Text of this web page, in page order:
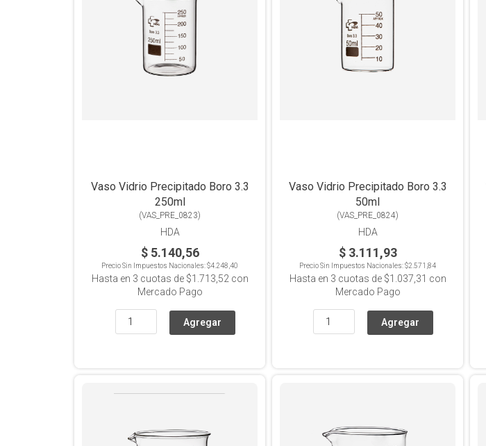
Vaso Vidrio Precipitado Boro 3.3
250ml
(VAS_PRE_0823)
HDA
$ 5.140,56
Precio Sin Impuestos Nacionales:$4.248,40
Hasta en 3 cuotas de $1.713,52con
Mercado Pago
Vaso Vidrio Precipitado Boro 3.3
50ml
(VAS_PRE_0824)
HDA
$ 3.111,93
Precio Sin Impuestos Nacionales:$2.571,84
Hasta en 3 cuotas de $1.037,31 con
Mercado Pago